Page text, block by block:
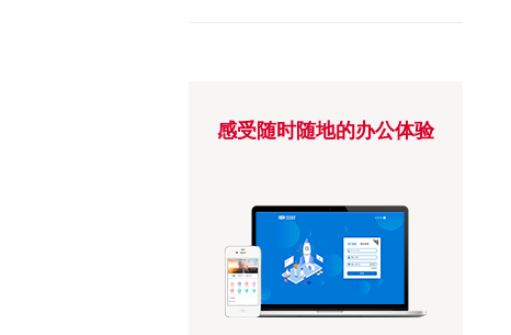
感受随时随地的办公体验